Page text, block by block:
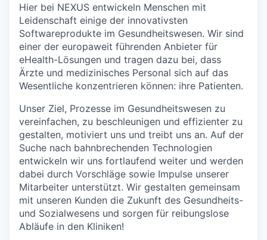
Hier bei NEXUS entwickeln Menschen mit
Leidenschaft einige der innovativsten
Softwareprodukte im Gesundheitswesen. Wir sind
einer der europaweit führenden Anbieter für
eHealth-Lösungen und tragen dazu bei, dass
Ärzte und medizinisches Personal sich auf das
Wesentliche konzentrieren können: ihre Patienten.
Unser Ziel, Prozesse im Gesundheitswesen zu
vereinfachen, zu beschleunigen und effizienter zu
gestalten, motiviert uns und treibt uns an. Auf der
Suche nach bahnbrechenden Technologien
entwickeln wir uns fortlaufend weiter und werden
dabei durch Vorschläge sowie Impulse unserer
Mitarbeiter unterstützt. Wir gestalten gemeinsam
mit unseren Kunden die Zukunft des Gesundheits-
und Sozialwesens und sorgen für reibungslose
Abläufe in den Kliniken!